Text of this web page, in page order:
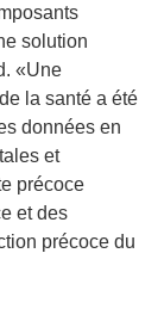
solution
«Une
la santé a été
données en
et
précoce
et des
précoce du